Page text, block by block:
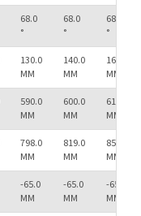
68.0
°
68.0
°
68.0
°
130.0
MM
140.0
MM
160.0
MM
590.0
MM
600.0
MM
610.0
MM
798.0
MM
819.0
MM
850.0
MM
-65.0
MM
-65.0
MM
-65.0
MM